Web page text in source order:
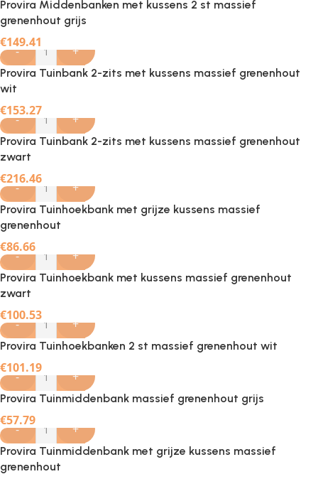
Provira Middenbanken met kussens 2 st massief
grenenhout grijs
€149.41
- +
Provira Tuinbank 2-zits met kussens massief grenenhout
wit
€153.27
- +
Provira Tuinbank 2-zits met kussens massief grenenhout
zwart
€216.46
- +
Provira Tuinhoekbank met grijze kussens massief
grenenhout
€86.66
- +
Provira Tuinhoekbank met kussens massief grenenhout
zwart
€100.53
- +
Provira Tuinhoekbanken 2 st massief grenenhout wit
€101.19
- +
Provira Tuinmiddenbank massief grenenhout grijs
€57.79
- +
Provira Tuinmiddenbank met grijze kussens massief
grenenhout